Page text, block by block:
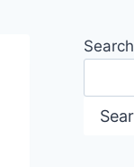
Search